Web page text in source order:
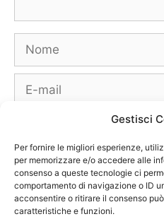
Gestisci
Per fornire le migliori esperienze,
per memorizzare e/o accedere alle
consenso a queste tecnologie ci
comportamento di navigazione o ID
acconsentire o ritirare il consenso
caratteristiche e funzioni.
Nome
E-
mail
web